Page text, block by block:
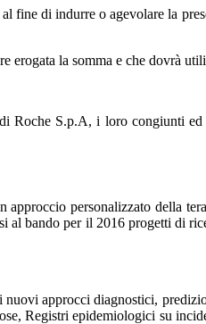
fine di indurre o agevolare la
erogata la somma e che dovrà
Roche S.p.A, i loro congiunti
approccio personalizzato della
bando per il 2016 progetti di
approcci diagnostici,
Registri epidemiologici su